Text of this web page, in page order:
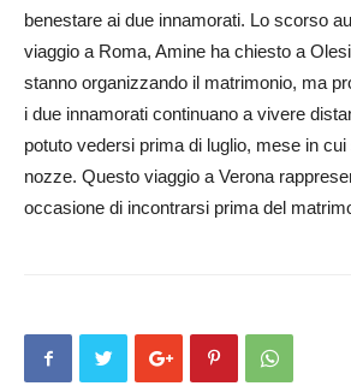
benestare ai due innamorati. Lo scorso
viaggio a Roma, Amine ha chiesto a
stanno organizzando il matrimonio, ma
i due innamorati continuano a vivere
potuto vedersi prima di luglio, mese in
nozze. Questo viaggio a Verona
occasione di incontrarsi prima del